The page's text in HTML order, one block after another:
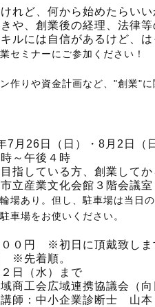
れど、何から始めたらい
や、創業後の経理、法律
ルには自信があるけど、
セミナーにご参加ください！
作りや資金計画など、"創業"
26日（日）・8月2日（日
午後４時
ている方、創業してか
業文化会館３階会議室
場あり。但し、駐車場は当日
車場をお使いください。
円 ※初日に頂戴致しま
着順。
日（水）まで
会広域連携協議会（向日
：中小企業診断士 山